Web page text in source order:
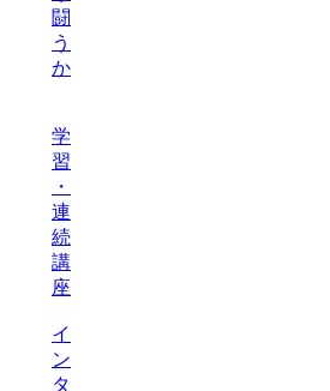
闘
う
か
学
習
・
連
続
講
座
イ
ン
タ